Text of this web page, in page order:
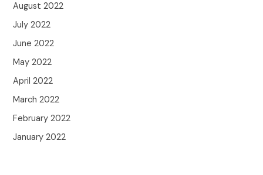
August 2022
July 2022
June 2022
May 2022
April 2022
March 2022
February 2022
January 2022